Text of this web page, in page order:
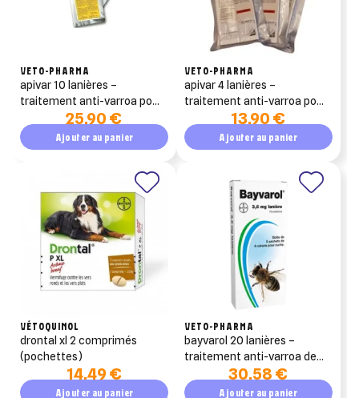
VETO-PHARMA
apivar 10 lanières –
traitement anti-varroa pour
ruche (amitraz)
25,90 €
Ajouter au panier
VETO-PHARMA
apivar 4 lanières –
traitement anti-varroa pour
ruche (amitraz)
13,90 €
Ajouter au panier
VÉTOQUINOL
drontal xl 2 comprimés
(pochettes)
14,49 €
Ajouter au panier
VETO-PHARMA
bayvarol 20 lanières –
traitement anti-varroa de
rotation (fluméthrine)
30,58 €
Ajouter au panier